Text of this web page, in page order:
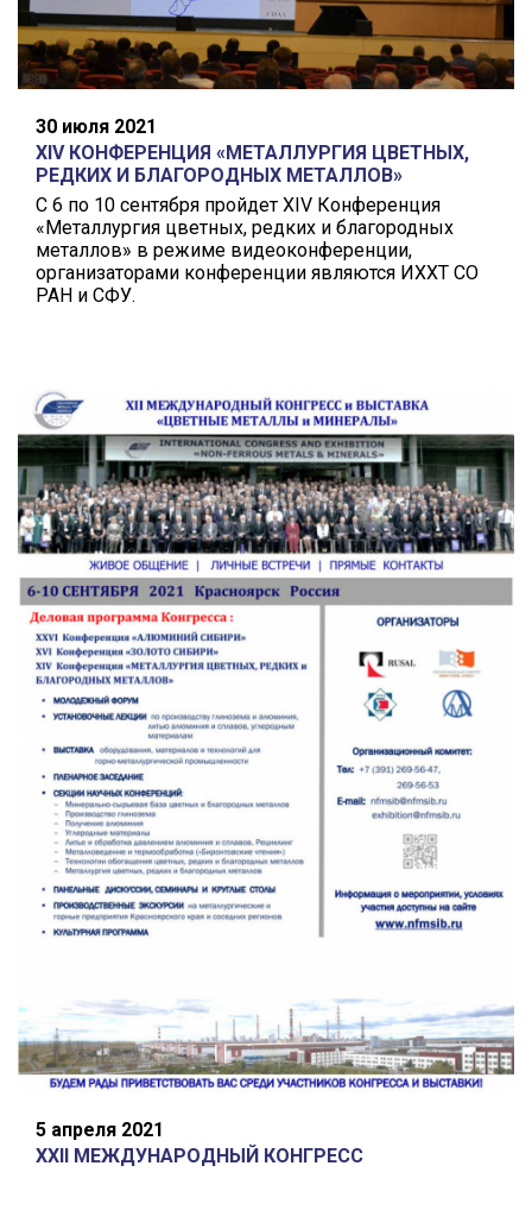
30 июля 2021
XIV КОНФЕРЕНЦИЯ «МЕТАЛЛУРГИЯ ЦВЕТНЫХ,
РЕДКИХ И БЛАГОРОДНЫХ МЕТАЛЛОВ»
С 6 по 10 сентября пройдет XIV Конференция
«Металлургия цветных, редких и благородных
металлов» в режиме видеоконференции,
организаторами конференции являются ИХХТ СО
РАН и СФУ.
5 апреля 2021
XXII МЕЖДУНАРОДНЫЙ КОНГРЕСС